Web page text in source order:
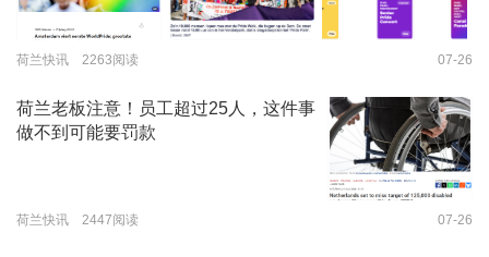
荷兰快讯 2263阅读 07-26
荷兰老板注意！员工超过25人，这件事
做不到可能要罚款
荷兰快讯 2447阅读 07-26